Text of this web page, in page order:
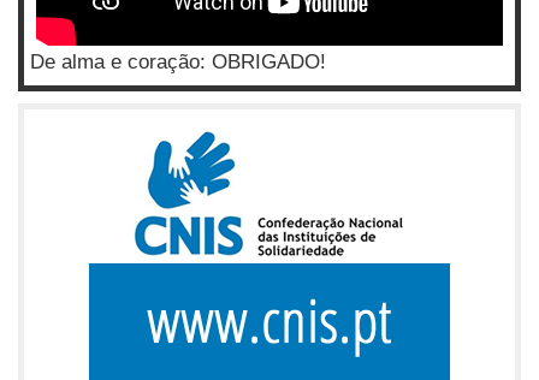
De alma e coração: OBRIGADO!